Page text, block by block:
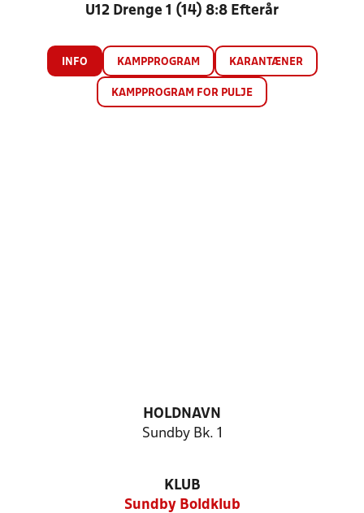
U12 Drenge 1 (14) 8:8 Efterår
INFO KAMPPROGRAM KARANTÆNER
KAMPPROGRAM FOR PULJE
HOLDNAVN
Sundby Bk. 1
KLUB
Sundby Boldklub